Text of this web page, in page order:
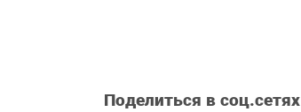
Поделиться в соц.сетях